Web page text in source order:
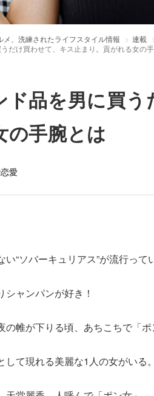
、洗練されたライフスタイル情報 連載
だけ買わせて、キス止まり。貢がれる女の
品を男に買う
の手腕とは
愛
い“ソバーキュリアス”が流行って
シャンパンが好き！
の帷が下りる頃、あちこちで「
して現れる美麗な1人の女がいる。